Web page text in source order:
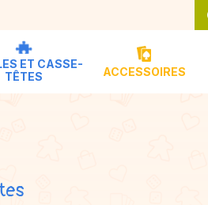
ET CASSE-
TÊTES
ACCESSOIRES